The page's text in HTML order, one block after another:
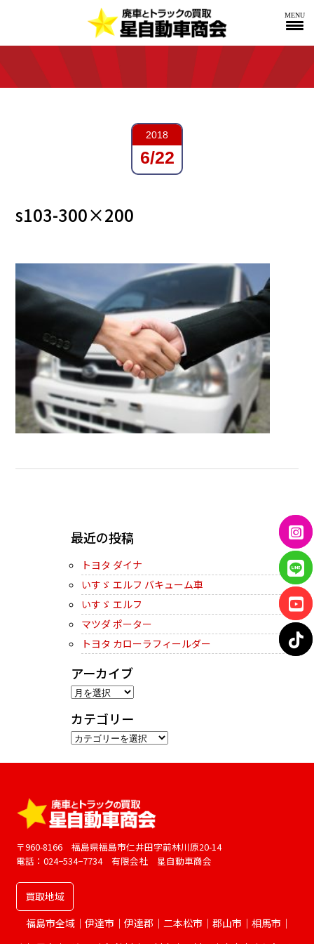
MENU
2018
6/22
s103-300×200
最近の投稿
トヨタ ダイナ
いすゞ エルフ バキューム車
いすゞ エルフ
マツダ ポーター
トヨタ カローラフィールダー
アーカイブ
ア
カ
イ
ブ
カテゴリー
カ
ー
〒960-8166 福島県福島市仁井田字前林川原20-14
電話：024−534−7734 有限会社 星自動車商会
買取地域
福島市全域｜伊達市｜伊達郡｜二本松市｜郡山市｜相馬市｜